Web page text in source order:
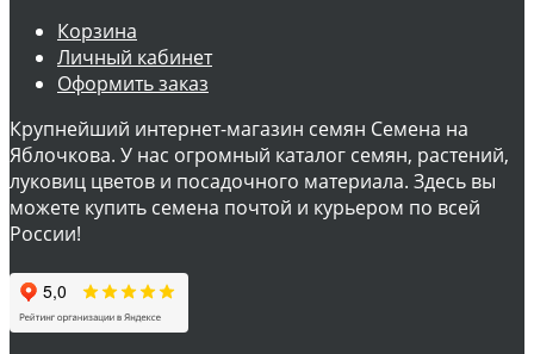
Корзина
Личный кабинет
Оформить заказ
Крупнейший интернет-магазин семян Семена на
Яблочкова. У нас огромный каталог семян, растений,
луковиц цветов и посадочного материала. Здесь вы
можете купить семена почтой и курьером по всей
России!